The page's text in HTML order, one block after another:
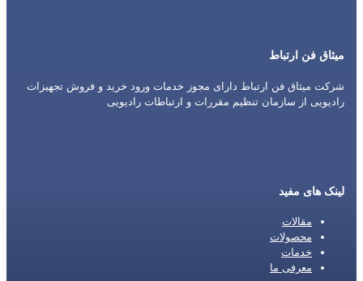
میثاق فن ارتباط
شرکت میثاق فن ارتباط دارای مجوز خدمات ورود خرید و فروش تجهیزات
رادیویی از سازمان تنظیم مقررات و ارتباطات رادیویی
لینک های مفید
مقالات
محصولات
خدمات
معرفی ما